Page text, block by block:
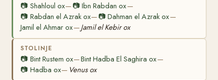
📷 Shahloul ox— 📷Ibn Rabdan ox—
📷 Rabdan el Azrak ox— 📷Dahman el Azrak ox—
Jamil el Ahmar ox—Jamil el Kebir ox
STOLINJE
📷 Bint Rustem ox—Bint Hadba El Saghira ox—
📷 Hadba ox— Venus ox